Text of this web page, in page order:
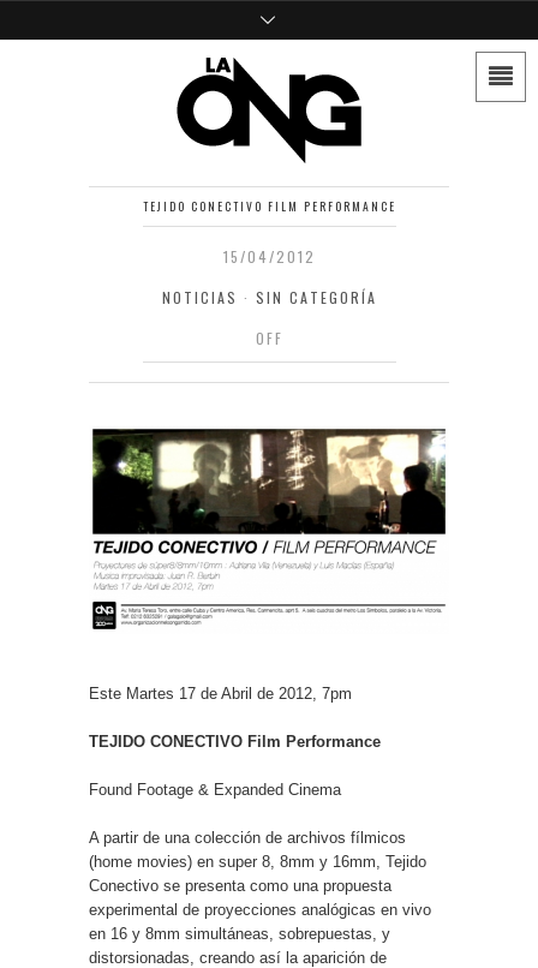
TEJIDO CONECTIVO FILM PERFORMANCE
15/04/2012
NOTICIAS · SIN CATEGORÍA
OFF
Este Martes 17 de Abril de 2012, 7pm
TEJIDO CONECTIVO Film Performance
Found Footage & Expanded Cinema
A partir de una colección de archivos fílmicos
(home movies) en super 8, 8mm y 16mm, Tejido
Conectivo se presenta como una propuesta
experimental de proyecciones analógicas en vivo
en 16 y 8mm simultáneas, sobrepuestas, y
distorsionadas, creando así la aparición de